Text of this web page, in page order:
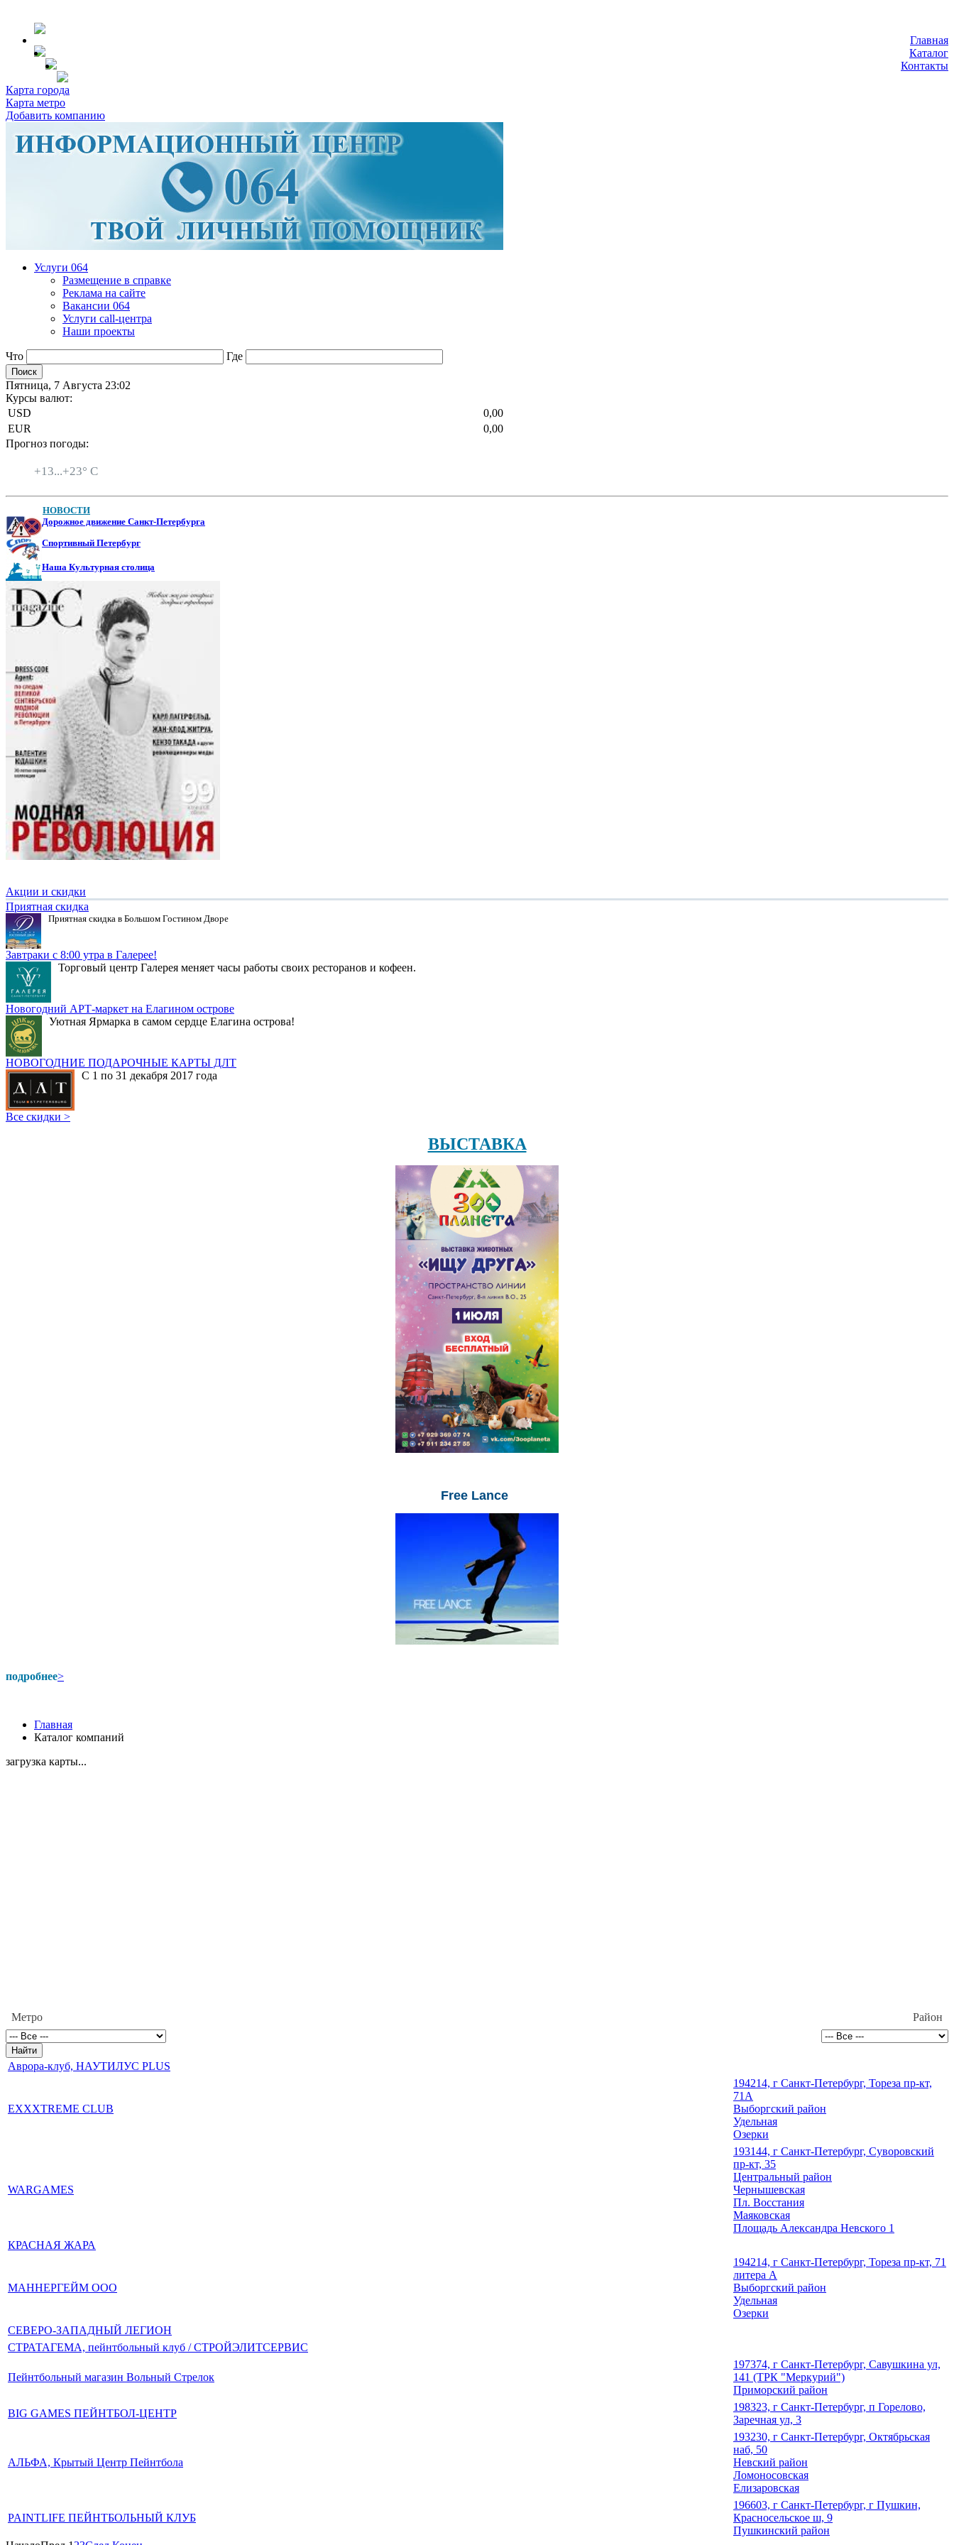
Главная
Каталог
Контакты
Карта города
Карта метро
Добавить компанию
Услуги 064
Размещение в справке
Реклама на сайте
Вакансии 064
Услуги call-центра
Наши проекты
Что Где
Пятница, 7 Августа 23:02
Курсы валют:
USD
0,00
EUR
0,00
Прогноз погоды:
+13...+23° C
НОВОСТИ
Дорожное движение Санкт-Петербурга
Спортивный Петербург
Наша Культурная столица
Акции и скидки
Приятная скидка
Приятная скидка в Большом Гостином Дворе
Завтраки с 8:00 утра в Галерее!
Торговый центр Галерея меняет часы работы своих ресторанов и кофеен.
Новогодний АРТ-маркет на Елагином острове
Уютная Ярмарка в самом сердце Елагина острова!
НОВОГОДНИЕ ПОДАРОЧНЫЕ КАРТЫ ДЛТ
С 1 по 31 декабря 2017 года
Все скидки >
ВЫСТАВКА
Free Lance
подробнее>
Главная
Каталог компаний
загрузка карты...
Метро Район
Аврора-клуб, НАУТИЛУС PLUS
EXXXTREME CLUB
194214, г Санкт-Петербург, Тореза пр-кт,
71А
Выборгский район
Удельная
Озерки
WARGAMES
193144, г Санкт-Петербург, Суворовский
пр-кт, 35
Центральный район
Чернышевская
Пл. Восстания
Маяковская
Площадь Александра Невского 1
КРАСНАЯ ЖАРА
МАННЕРГЕЙМ ООО
194214, г Санкт-Петербург, Тореза пр-кт, 71
литера А
Выборгский район
Удельная
Озерки
СЕВЕРО-ЗАПАДНЫЙ ЛЕГИОН
СТРАТАГЕМА, пейнтбольный клуб / СТРОЙЭЛИТСЕРВИС
Пейнтбольный магазин Вольный Стрелок
197374, г Санкт-Петербург, Савушкина ул,
141 (ТРК "Меркурий")
Приморский район
BIG GAMES ПЕЙНТБОЛ-ЦЕНТР
198323, г Санкт-Петербург, п Горелово,
Заречная ул, 3
АЛЬФА, Крытый Центр Пейнтбола
193230, г Санкт-Петербург, Октябрьская
наб, 50
Невский район
Ломоносовская
Елизаровская
PAINTLIFE ПЕЙНТБОЛЬНЫЙ КЛУБ
196603, г Санкт-Петербург, г Пушкин,
Красносельское ш, 9
Пушкинский район